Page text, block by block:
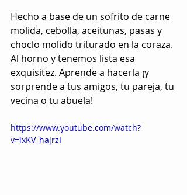
Hecho a base de un sofrito de carne
molida, cebolla, aceitunas, pasas y
choclo molido triturado en la coraza.
Al horno y tenemos lista esa
exquisitez. Aprende a hacerla ¡y
sorprende a tus amigos, tu pareja, tu
vecina o tu abuela!
https://www.youtube.com/watch?
v=lxKV_hajrzI